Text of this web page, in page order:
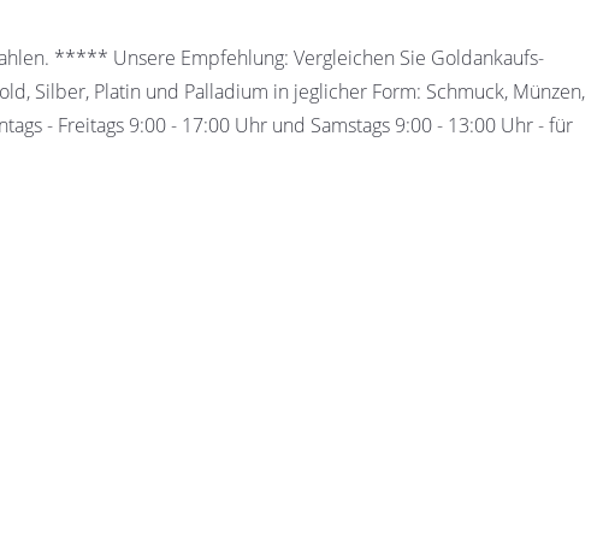
***** Unsere Empfehlung: Vergleichen Sie Goldankaufs-
Silber, Platin und Palladium in jeglicher Form: Schmuck, Münzen,
- Freitags 9:00 - 17:00 Uhr und Samstags 9:00 - 13:00 Uhr - für